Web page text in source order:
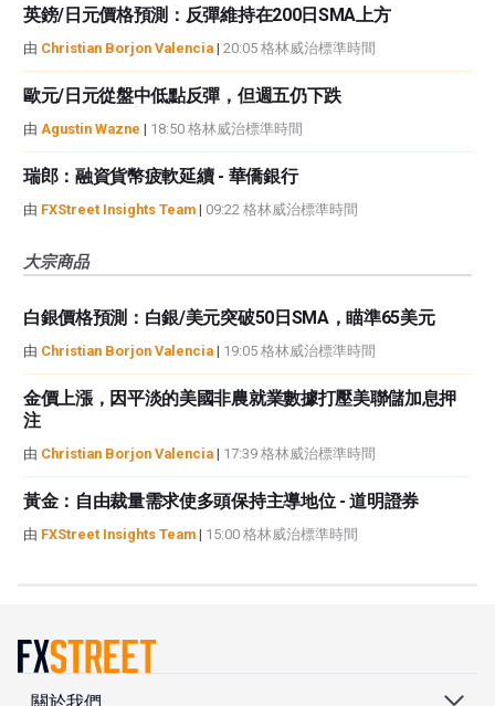
英鎊/日元價格預測：反彈維持在200日SMA上方
由 Christian Borjon Valencia | 20:05 格林威治標準時間
歐元/日元從盤中低點反彈，但週五仍下跌
由 Agustin Wazne | 18:50 格林威治標準時間
瑞郎：融資貨幣疲軟延續 - 華僑銀行
由 FXStreet Insights Team | 09:22 格林威治標準時間
大宗商品
白銀價格預測：白銀/美元突破50日SMA，瞄準65美元
由 Christian Borjon Valencia | 19:05 格林威治標準時間
金價上漲，因平淡的美國非農就業數據打壓美聯儲加息押
注
由 Christian Borjon Valencia | 17:39 格林威治標準時間
黃金：自由裁量需求使多頭保持主導地位 - 道明證券
由 FXStreet Insights Team | 15:00 格林威治標準時間